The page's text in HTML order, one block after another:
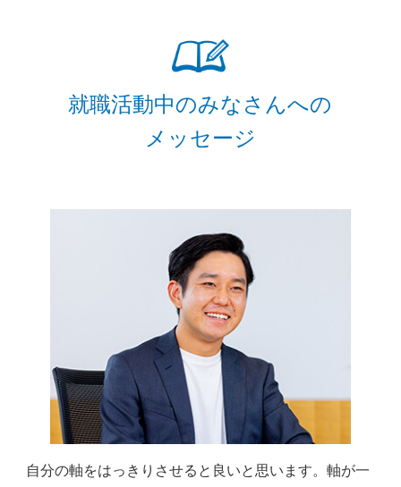
就職活動中のみなさんへの
メッセージ
自分の軸をはっきりさせると良いと思います。軸が一